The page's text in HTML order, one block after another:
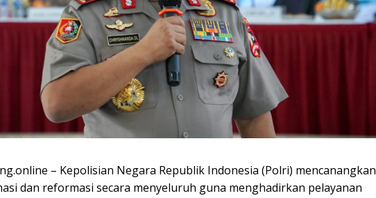
– Kepolisian Negara Republik Indonesia (Polri) mencanangkan
dan reformasi secara menyeluruh guna menghadirkan pelayanan